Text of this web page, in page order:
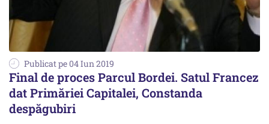
Publicat pe 04 Iun 2019
Final de proces Parcul Bordei. Satul Francez
dat Primăriei Capitalei, Constanda
despăgubiri